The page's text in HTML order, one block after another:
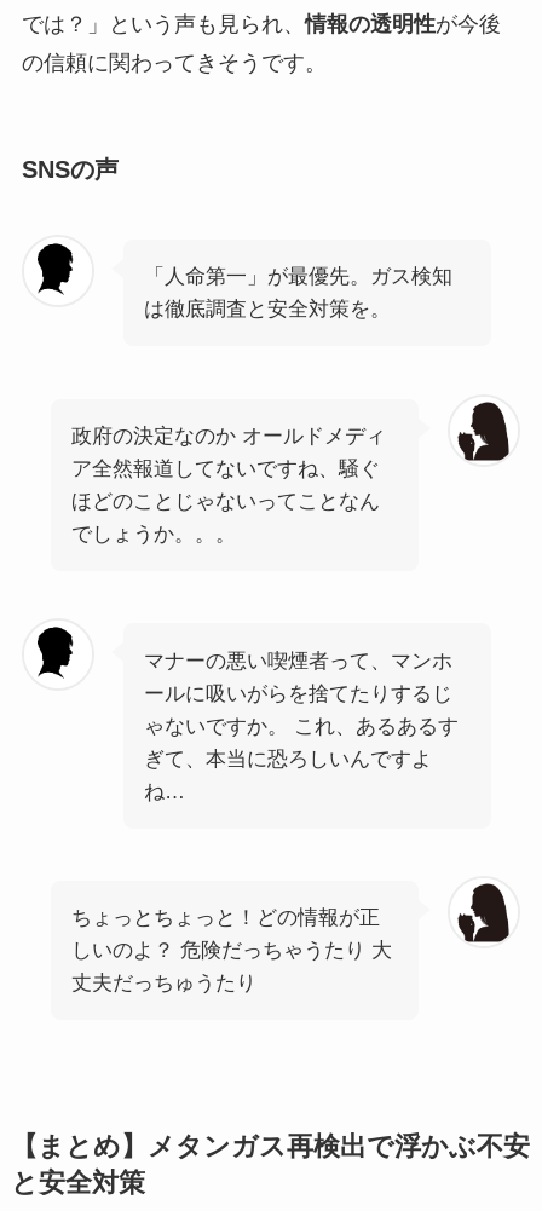
では？」という声も見られ、情報の透明性が今後
の信頼に関わってきそうです。
SNSの声
「人命第一」が最優先。ガス検知
は徹底調査と安全対策を。
政府の決定なのか オールドメディ
ア全然報道してないですね、騒ぐ
ほどのことじゃないってことなん
でしょうか。。。
マナーの悪い喫煙者って、マンホ
ールに吸いがらを捨てたりするじ
ゃないですか。 これ、あるあるす
ぎて、本当に恐ろしいんですよ
ね…
ちょっとちょっと！どの情報が正
しいのよ？ 危険だっちゃうたり 大
丈夫だっちゅうたり
【まとめ】メタンガス再検出で浮かぶ不安
と安全対策